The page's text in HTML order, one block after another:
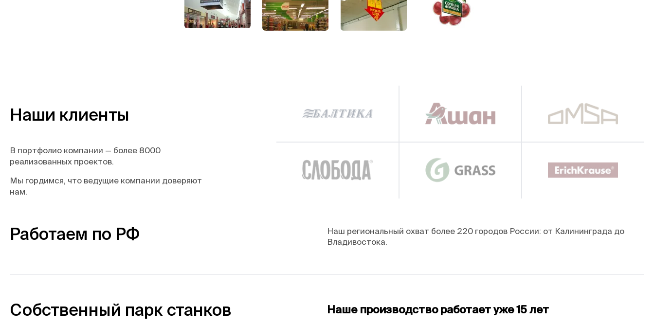
Наши клиенты
В портфолио компании — более 8000
реализованных проектов.
Мы гордимся, что ведущие компании доверяют
нам.
Работаем по РФ
Наш региональный охват более 220 городов России: от Калининграда до
Владивостока.
Собственный парк станков Наше производство работает уже 15 лет